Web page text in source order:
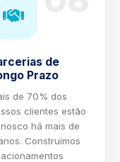
de
Prazo
de 70% dos
clientes estão
há mais de
Construímos